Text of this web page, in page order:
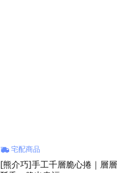
宅配商品
[熊介巧]手工千層脆心捲｜層層